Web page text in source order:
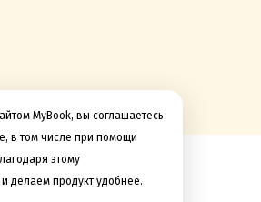
MyBook, вы соглашаетесь
в том числе при помощи
этому
делаем продукт удобнее.